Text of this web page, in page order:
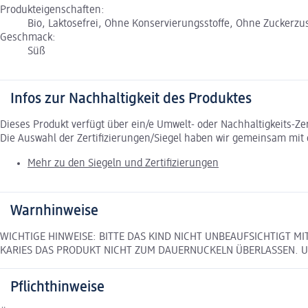
Produkteigenschaften:
Bio, Laktosefrei, Ohne Konservierungsstoffe, Ohne
Geschmack:
Süß
Infos zur Nachhaltigkeit des Produktes
Dieses Produkt verfügt über ein/e Umwelt- oder Nachhaltigkeits-
Die Auswahl der Zertifizierungen/Siegel haben wir gemeinsam
Mehr zu den Siegeln und Zertifizierungen
Warnhinweise
WICHTIGE HINWEISE: BITTE DAS KIND NICHT UNBEAUFSICHTIGT
KARIES DAS PRODUKT NICHT ZUM DAUERNUCKELN
Pflichthinweise